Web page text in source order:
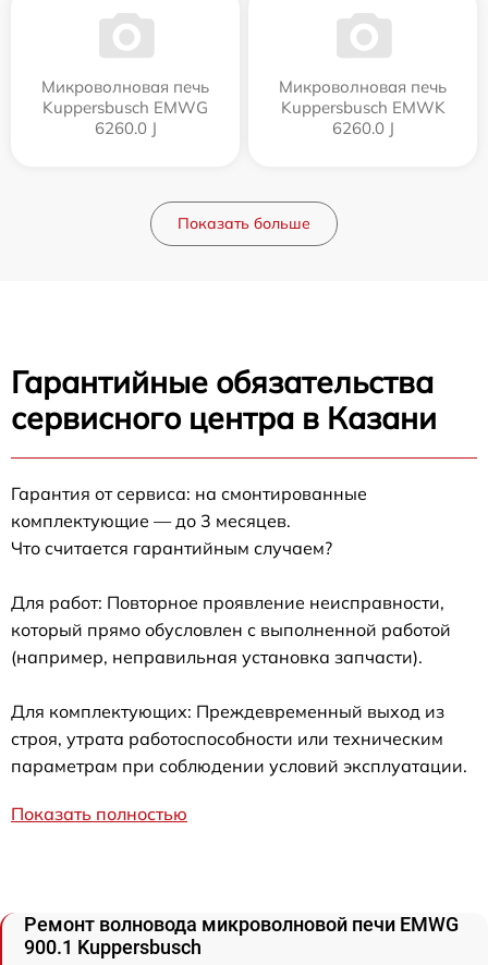
Микроволновая печь
Kuppersbusch EMWG
6260.0 J
Микроволновая печь
Kuppersbusch EMWK
6260.0 J
Показать больше
Гарантийные обязательства
сервисного центра в Казани
Гарантия от сервиса: на смонтированные
комплектующие — до 3 месяцев.
Что считается гарантийным случаем?
Для работ: Повторное проявление неисправности,
который прямо обусловлен с выполненной работой
(например, неправильная установка запчасти).
Для комплектующих: Преждевременный выход из
строя, утрата работоспособности или техническим
параметрам при соблюдении условий эксплуатации.
Показать полностью
Ремонт волновода микроволновой печи EMWG
900.1 Kuppersbusch